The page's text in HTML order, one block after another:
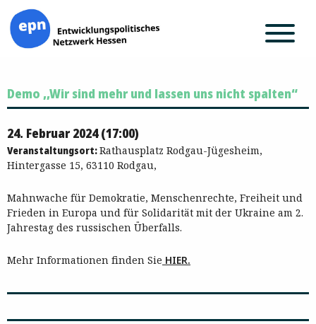
Inhalt
springen
Demo ,,Wir sind mehr und lassen uns nicht spalten“
24. Februar 2024 (17:00)
Veranstaltungsort:Rathausplatz Rodgau-Jügesheim,
Hintergasse 15, 63110 Rodgau,
Mahnwache für Demokratie, Menschenrechte, Freiheit und
Frieden in Europa und für Solidarität mit der Ukraine am 2.
Jahrestag des russischen Überfalls.
Mehr Informationen finden Sie HIER.